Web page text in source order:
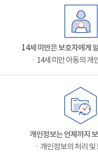
14세 미만은 보호자에게
ㆍ14세 미만 아동의 개
개인정보는 언제까지
ㆍ개인정보의 처리 및